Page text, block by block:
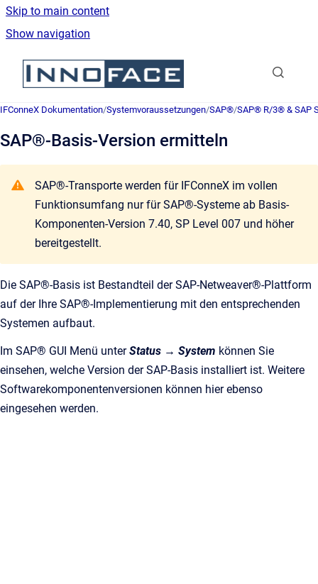
Skip to main content
Show navigation
Go to homepage
IFConneX Dokumentation/Systemvoraussetzungen/SAP®/SAP® R/3® & SAP
SAP®-Basis-Version ermitteln
SAP®-Transporte werden für IFConneX im vollen
Funktionsumfang nur für SAP®-Systeme ab Basis-
Komponenten-Version 7.40, SP Level 007 und höher
bereitgestellt.
Die SAP®-Basis ist Bestandteil der SAP-Netweaver®-Plattform
auf der Ihre SAP®-Implementierung mit den entsprechenden
Systemen aufbaut.
Im SAP® GUI Menü unterStatus → System können Sie
einsehen, welche Version der SAP-Basis installiert ist. Weitere
Softwarekomponentenversionen können hier ebenso
eingesehen werden.